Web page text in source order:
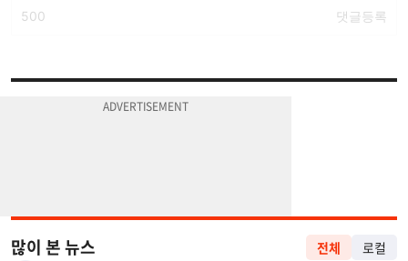
많이 본 뉴스 전체 로컬